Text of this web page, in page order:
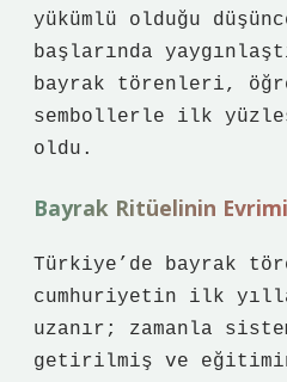
yükümlü olduğu
başlarında
bayrak törenleri,
sembollerle ilk
oldu.
Bayrak Ritüelinin Evrimi
Türkiye’de bayrak
cumhuriyetin ilk
uzanır; zamanla
getirilmiş ve